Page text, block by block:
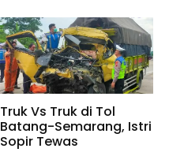
Truk Vs Truk di Tol
Batang-Semarang, Istri
Sopir Tewas